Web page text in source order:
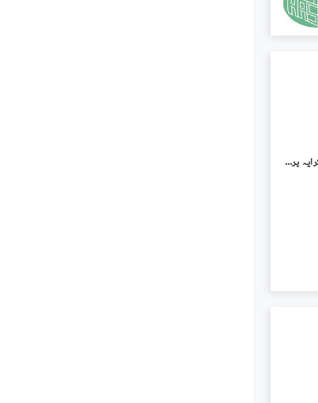
جی ۔ 11 اسلام آباد میں 5 کمروں کا 7 مرلہ مکان 2.3 لاکھ میں کرایہ پر دستیاب ہے۔